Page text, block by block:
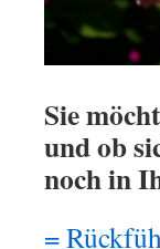
Sie
und ob
noch in
=